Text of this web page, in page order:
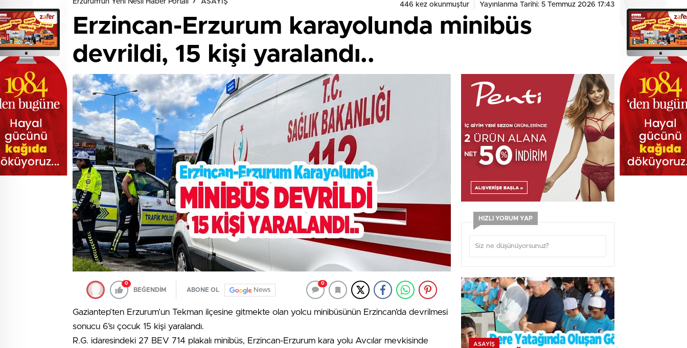
Erzurum'un Yeni Nesil Haber Portalı ASAYİŞ 446 kez okunmuştur Yayınlanma Tarihi: 5 Temmuz 2026 17:43
Erzincan-Erzurum karayolunda minibüs
devrildi, 15 kişi yaralandı..
0
BEĞENDİM ABONE OL News
0
Gaziantep’ten Erzurum’un Tekman ilçesine gitmekte olan yolcu minibüsünün Erzincan’da devrilmesi
sonucu 6’sı çocuk 15 kişi yaralandı.
R.G. idaresindeki 27 BEV 714 plakalı minibüs, Erzincan-Erzurum kara yolu Avcılar mevkisinde
HIZLI YORUM YAP
ASAYİŞ